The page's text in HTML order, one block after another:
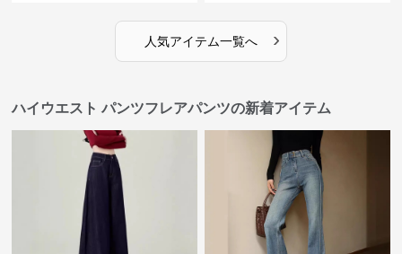
人気アイテム一覧へ ›
ハイウエスト パンツフレアパンツの新着アイテム